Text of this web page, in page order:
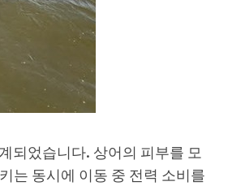
되었습니다. 상어의 피부를 모
는 동시에 이동 중 전력 소비를